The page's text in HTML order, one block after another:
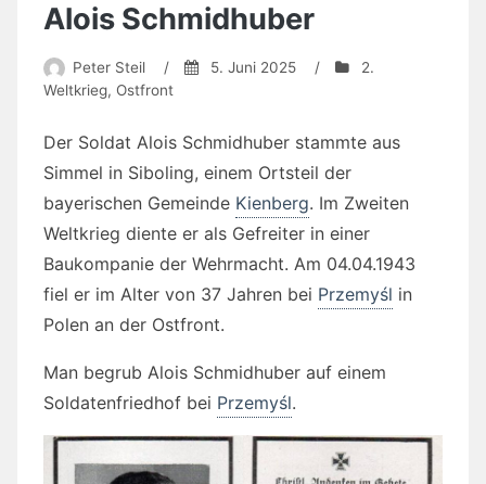
Alois Schmidhuber
Peter Steil / 5. Juni 2025 /
2.
Weltkrieg, Ostfront
Der Soldat Alois Schmidhuber stammte aus
Simmel in Siboling, einem Ortsteil der
bayerischen Gemeinde Kienberg. Im Zweiten
Weltkrieg diente er als Gefreiter in einer
Baukompanie der Wehrmacht. Am 04.04.1943
fiel er im Alter von 37 Jahren bei Przemyśl in
Polen an der Ostfront.
Man begrub Alois Schmidhuber auf einem
Soldatenfriedhof bei Przemyśl.